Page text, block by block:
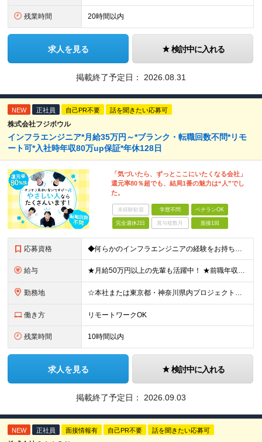
残業時間 20時間以内
求人を見る 検討中に入れる
掲載終了予定日： 2026.08.31
NEW 正社員 自己PR不要 話を聞きたい応募可
株式会社フジボウル
インフラエンジニア*月給35万円～*ブランク・転職回数不問*リモ
ート可*入社時年収80万up保証*年休128日
「気づいたら、ずっとここにいたくなる会社」
還元率80％超でも、結局1番の魅力は“人”でし
た。
未経験歓迎 学歴不問 ベテランOK
完全週休2日 賞与複数月 面接1回
応募資格 ◆何らかのインフラエンジニアの経験をお持ちの方 ┗設計・構築経験だけではなく、運用・保守経験があるという方も、お気軽にご応募ください！ ┗ブランク・転職回数は不問です！ ┗ネガティブな応募理由も歓迎で
給与 ★月給50万円以上の先輩も活躍中！ ★前職年収から80万円以上UP保証 月給35万円～ ※月給には固定残業代を含む(月20時間分/2万6000円～/超過分別途支給） ※残業がなくても上記支給(基本残
勤務地 ☆本社または東京都・神奈川県内プロジェクト先での勤務となります ☆リモートワークOKの案件も多数あります(応相談) ☆転居を伴う転勤はありません ☆九州地方、北陸地方、北海道からの転職者も多数在籍！/
働き方 リモートワークOK
残業時間 10時間以内
求人を見る 検討中に入れる
掲載終了予定日： 2026.09.03
NEW 正社員 面接情報有 自己PR不要 話を聞きたい応募可